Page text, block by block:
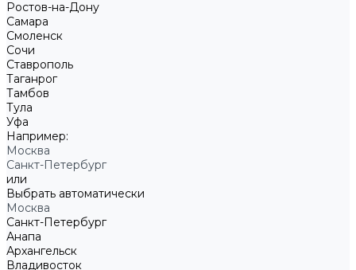
Ростов-на-Дону
Самара
Смоленск
Сочи
Ставрополь
Таганрог
Тамбов
Тула
Уфа
Например:
Москва
Санкт-Петербург
или
Выбрать автоматически
Москва
Санкт-Петербург
Анапа
Архангельск
Владивосток